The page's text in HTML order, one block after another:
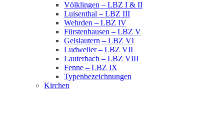
Völklingen – LBZ I & II
Luisenthal – LBZ III
Wehrden – LBZ IV
Fürstenhausen – LBZ V
Geislautern – LBZ VI
Ludweiler – LBZ VII
Lauterbach – LBZ VIII
Fenne – LBZ IX
Typenbezeichnungen
Kirchen